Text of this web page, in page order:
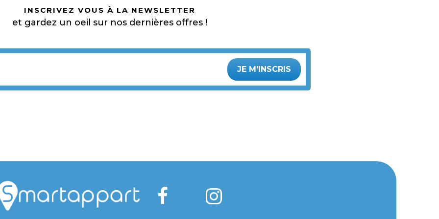
INSCRIVEZ VOUS À LA NEWSLETTER
et gardez un oeil sur nos dernières offres !
JE M'INSCRIS